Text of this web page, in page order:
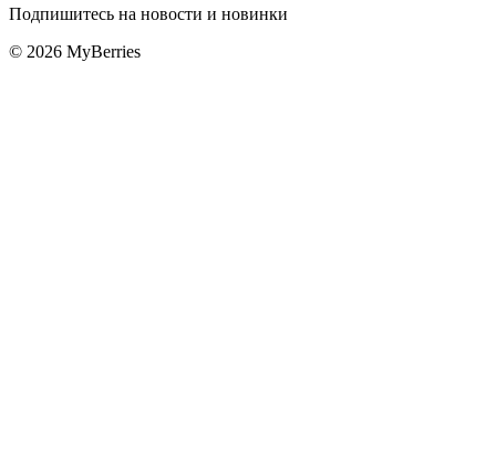
Подпишитесь на новости и новинки
© 2026 MyBerries